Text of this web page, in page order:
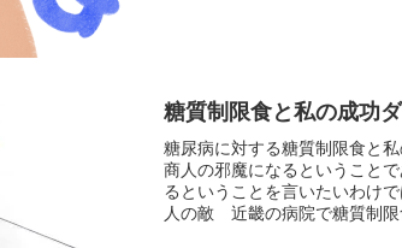
糖質制限食と私の成功
糖尿病に対する糖質制限食と
商人の邪魔になるということ
るということを言いたいわけ
人の敵 近畿の病院で糖質制